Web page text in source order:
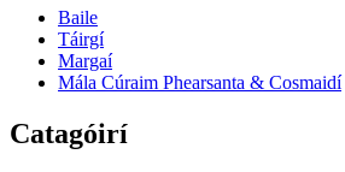
Baile
Táirgí
Margaí
Mála Cúraim Phearsanta & Cosmaidí
Catagóirí